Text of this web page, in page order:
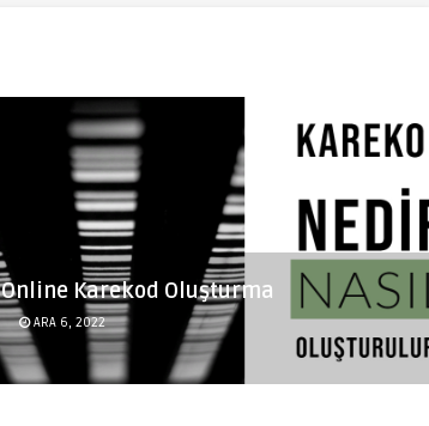
Online Karekod Oluşturma
ARA 6, 2022